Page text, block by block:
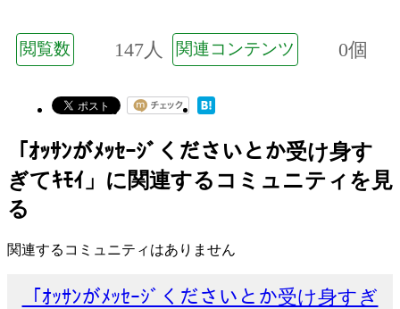
閲覧数 147人 関連コンテンツ 0個
「ｵｯｻﾝがﾒｯｾｰｼﾞくださいとか受け身す
ぎてｷﾓｲ」に関連するコミュニティを見
る
関連するコミュニティはありません
「ｵｯｻﾝがﾒｯｾｰｼﾞくださいとか受け身すぎ